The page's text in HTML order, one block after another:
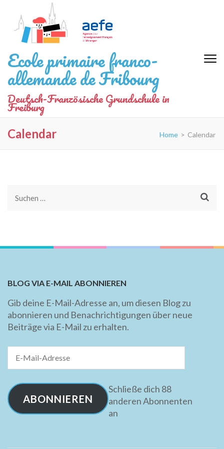
Inhalt
springen
(Eingabetaste
drücken)
Ecole primaire franco-
allemande de Fribourg
Deutsch-Französische Grundschule in
Freiburg
Calendar Home > Calendar
Suchen
BLOG VIA E-MAIL ABONNIEREN
Gib deine E-Mail-Adresse an, um diesen Blog zu
abonnieren und Benachrichtigungen über neue
Beiträge via E-Mail zu erhalten.
Mail-
ABONNIEREN
Schließe dich 88
anderen Abonnenten
an